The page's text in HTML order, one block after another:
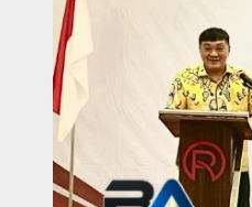
Wartawan
Terima
Upeti
Tambang
Emas
Ilegal